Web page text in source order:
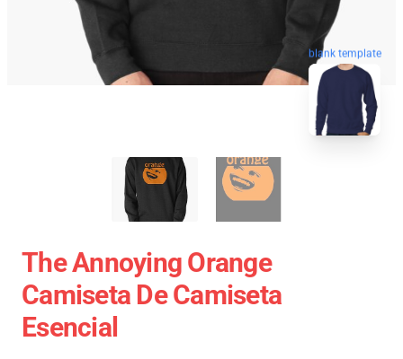
blank template
The Annoying Orange
Camiseta De Camiseta
Esencial